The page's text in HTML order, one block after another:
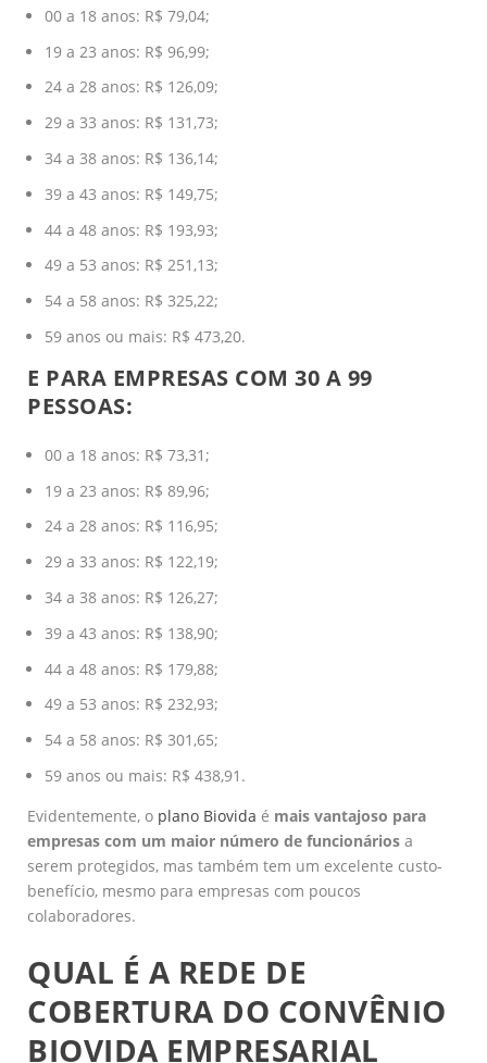
00 a 18 anos: R$ 79,04;
19 a 23 anos: R$ 96,99;
24 a 28 anos: R$ 126,09;
29 a 33 anos: R$ 131,73;
34 a 38 anos: R$ 136,14;
39 a 43 anos: R$ 149,75;
44 a 48 anos: R$ 193,93;
49 a 53 anos: R$ 251,13;
54 a 58 anos: R$ 325,22;
59 anos ou mais: R$ 473,20.
E PARA EMPRESAS COM 30 A 99
PESSOAS:
00 a 18 anos: R$ 73,31;
19 a 23 anos: R$ 89,96;
24 a 28 anos: R$ 116,95;
29 a 33 anos: R$ 122,19;
34 a 38 anos: R$ 126,27;
39 a 43 anos: R$ 138,90;
44 a 48 anos: R$ 179,88;
49 a 53 anos: R$ 232,93;
54 a 58 anos: R$ 301,65;
59 anos ou mais: R$ 438,91.
Evidentemente, o plano Biovida é mais vantajoso para
empresas com um maior número de funcionários a
serem protegidos, mas também tem um excelente custo-
benefício, mesmo para empresas com poucos
colaboradores.
QUAL É A REDE DE
COBERTURA DO CONVÊNIO
BIOVIDA EMPRESARIAL